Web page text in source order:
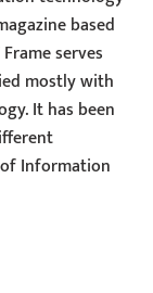
based
serves
mostly with
It has been
Information